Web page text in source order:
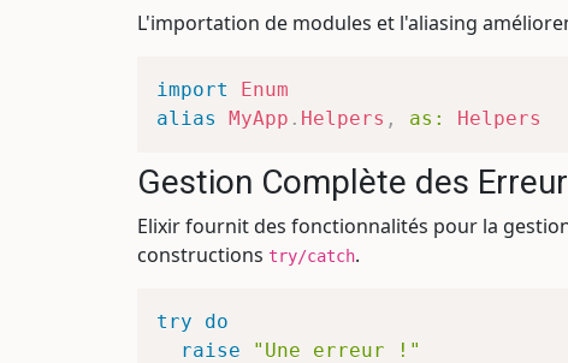
L'importation de modules et l'aliasing
import
Enum
alias
MyApp . Helpers , as: Helpers
Gestion Complète des
Elixir fournit des fonctionnalités pour la
constructions try/catch.
try
do
raise
"Une erreur !"